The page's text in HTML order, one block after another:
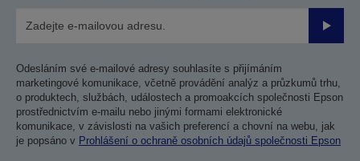
Odesláním své e-mailové adresy souhlasíte s přijímáním
marketingové komunikace, včetně provádění analýz a průzkumů trhu,
o produktech, službách, událostech a promoakcích společnosti Epson
prostřednictvím e-mailu nebo jinými formami elektronické
komunikace, v závislosti na vašich preferencí a chovní na webu, jak
je popsáno v Prohlášení o ochraně osobních údajů společnosti Epson